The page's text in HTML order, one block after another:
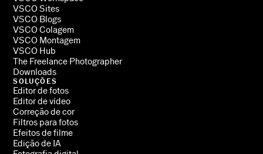
VSCO Sites
VSCO Blogs
VSCO Colagem
VSCO Montagem
VSCO Hub
The Freelance Photographer
Downloads
SOLUÇÕES
Editor de fotos
Editor de vídeo
Correção de cor
Filtros para fotos
Efeitos de filme
Edição de IA